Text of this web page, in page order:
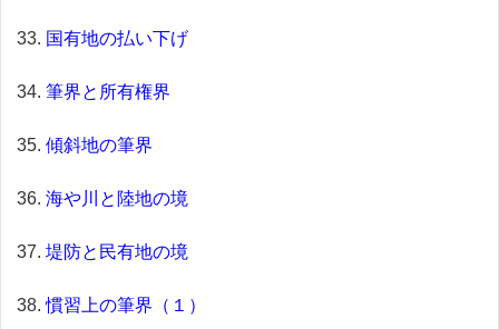
国有地の払い下げ
筆界と所有権界
傾斜地の筆界
海や川と陸地の境
堤防と民有地の境
慣習上の筆界（１）